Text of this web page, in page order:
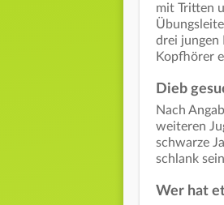
mit Tritten
drei jungen
Kopfhörer
Dieb
Nach
weiteren
schwarze
schlank
Wer hat